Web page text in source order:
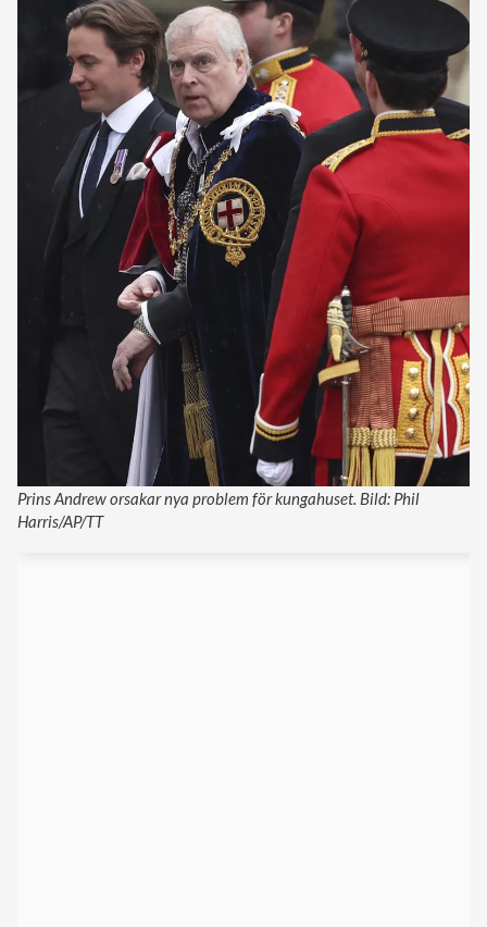
Prins Andrew orsakar nya problem för kungahuset. Bild: Phil
Harris/AP/TT